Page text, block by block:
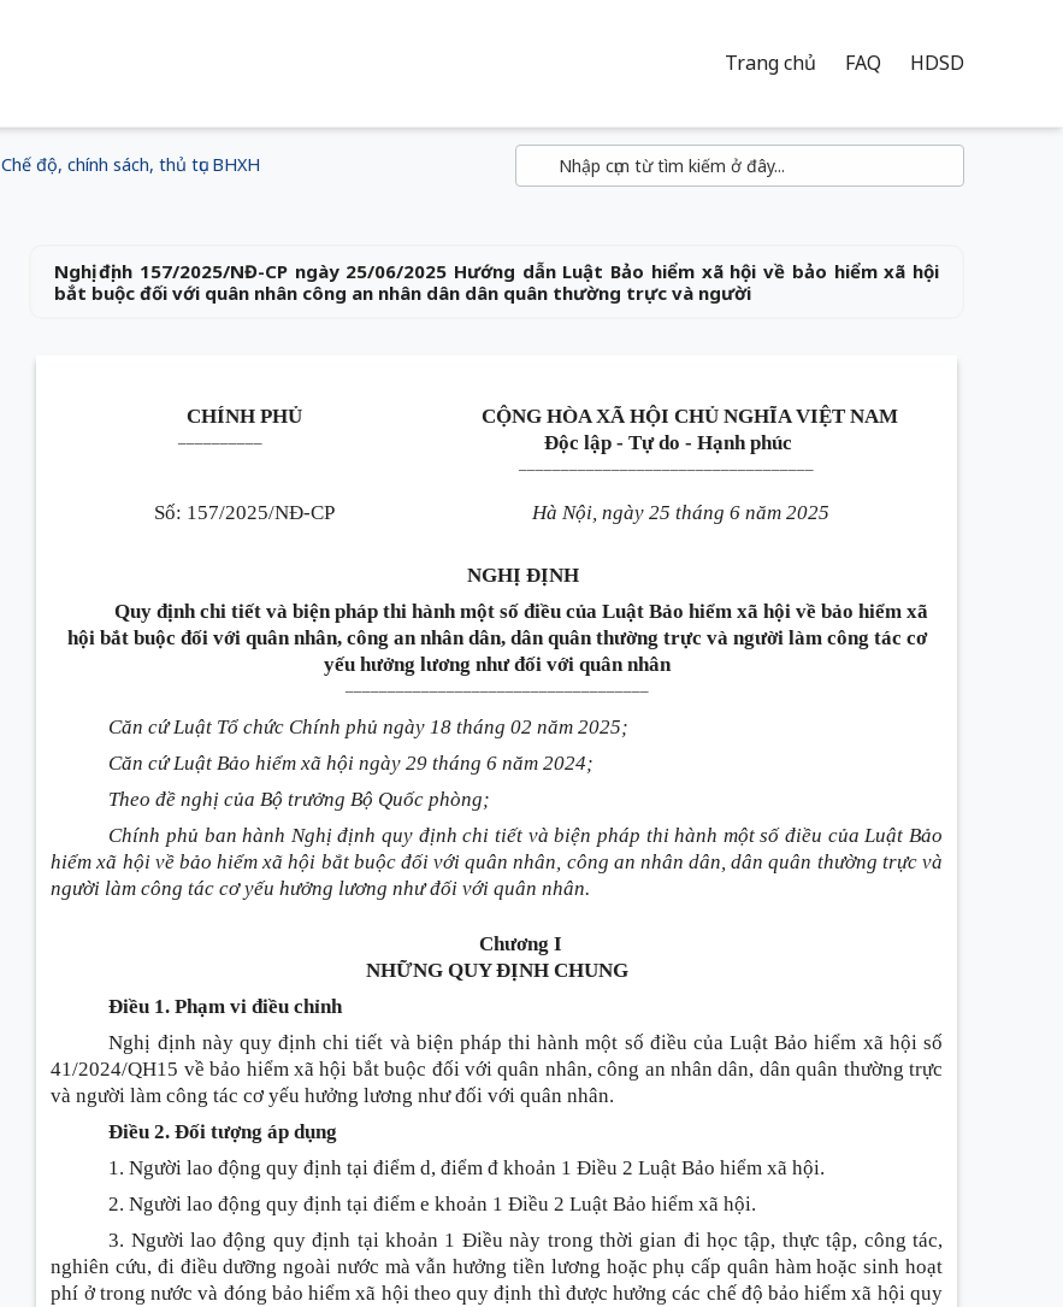
Trang chủ FAQ HDSD
Chế độ, chính sách, thủ tục BHXH
Nghị định 157/2025/NĐ-CP ngày 25/06/2025 Hướng dẫn Luật Bảo hiểm xã hội về bảo hiểm xã hội
bắt buộc đối với quân nhân công an nhân dân dân quân thường trực và người
CHÍNH PHỦ
CỘNG HÒA XÃ HỘI CHỦ NGHĨA VIỆT NAM
Độc lập - Tự do - Hạnh phúc
Số: 157/2025/NĐ-CP Hà Nội, ngày 25 tháng 6 năm 2025
NGHỊ ĐỊNH
Quy định chi tiết và biện pháp thi hành một số điều của Luật Bảo hiểm xã hội về bảo hiểm xã
hội bắt buộc đối với quân nhân, công an nhân dân, dân quân thường trực và người làm công tác cơ
yếu hưởng lương như đối với quân nhân
Căn cứ Luật Tổ chức Chính phủ ngày 18 tháng 02 năm 2025;
Căn cứ Luật Bảo hiểm xã hội ngày 29 tháng 6 năm 2024;
Theo đề nghị của Bộ trưởng Bộ Quốc phòng;
Chính phủ ban hành Nghị định quy định chi tiết và biện pháp thi hành một số điều của Luật Bảo
hiểm xã hội về bảo hiểm xã hội bắt buộc đối với quân nhân, công an nhân dân, dân quân thường trực và
người làm công tác cơ yếu hưởng lương như đối với quân nhân.
Chương I
NHỮNG QUY ĐỊNH CHUNG
Điều 1. Phạm vi điều chỉnh
Nghị định này quy định chi tiết và biện pháp thi hành một số điều của Luật Bảo hiểm xã hội số
41/2024/QH15 về bảo hiểm xã hội bắt buộc đối với quân nhân, công an nhân dân, dân quân thường trực
và người làm công tác cơ yếu hưởng lương như đối với quân nhân.
Điều 2. Đối tượng áp dụng
1. Người lao động quy định tại điểm d, điểm đ khoản 1 Điều 2 Luật Bảo hiểm xã hội.
2. Người lao động quy định tại điểm e khoản 1 Điều 2 Luật Bảo hiểm xã hội.
3. Người lao động quy định tại khoản 1 Điều này trong thời gian đi học tập, thực tập, công tác,
nghiên cứu, đi điều dưỡng ngoài nước mà vẫn hưởng tiền lương hoặc phụ cấp quân hàm hoặc sinh hoạt
phí ở trong nước và đóng bảo hiểm xã hội theo quy định thì được hưởng các chế độ bảo hiểm xã hội quy